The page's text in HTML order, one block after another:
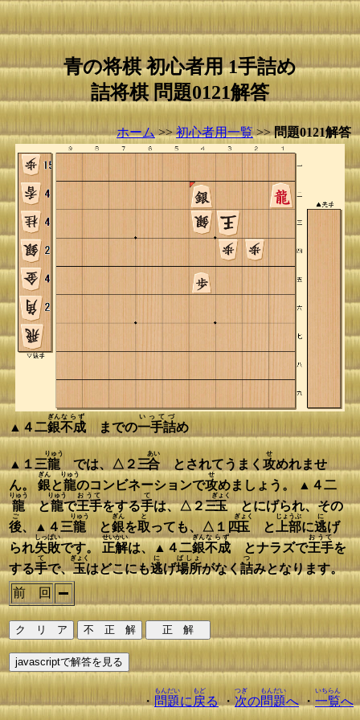
青の将棋 初心者用 1手詰め
詰将棋 問題0121解答
ホーム>>初心者用一覧>>問題0121解答
▲４二銀
ぎん
不成
ならず
までの一手詰
いってづ
め
▲１三龍
りゅう
では、△２三合
あい
とされてうまく 攻
せ
めれませ
ん。 銀
ぎん
と龍
りゅう
のコンビネーションで攻
せ
めましょう。 ▲４二
龍
りゅう
と龍
りゅう
で王手
おうて
をする手
て
は、△２三玉
ぎょく
とにげられ、その
後
ご
、▲４三龍
りゅう
と銀
ぎん
を取
と
っても、△１四玉
ぎょく
と 上部
じょうぶ
に逃
に
げ
られ失敗
しっぱい
です。正解
せいかい
は、▲４二銀
ぎん
不成
ならず
とナラズで王手
おうて
を
する手
て
で、玉
ぎょく
はどこにも逃
に
げ場所
ばしょ
がなく詰
つ
みとなります。
前 回
・ 問題
もんだい
に 戻
もど
る・ 次
つぎ
の問題
もんだい
へ・ 一覧
いちらん
へ